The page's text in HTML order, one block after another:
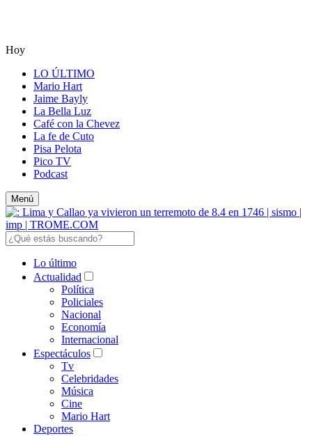
Hoy
LO ÚLTIMO
Mario Hart
Jaime Bayly
La Bella Luz
Café con la Chevez
La fe de Cuto
Pisa Pelota
Pico TV
Podcast
Menú
Lo último
Actualidad
Política
Policiales
Nacional
Economía
Internacional
Espectáculos
Tv
Celebridades
Música
Cine
Mario Hart
Deportes